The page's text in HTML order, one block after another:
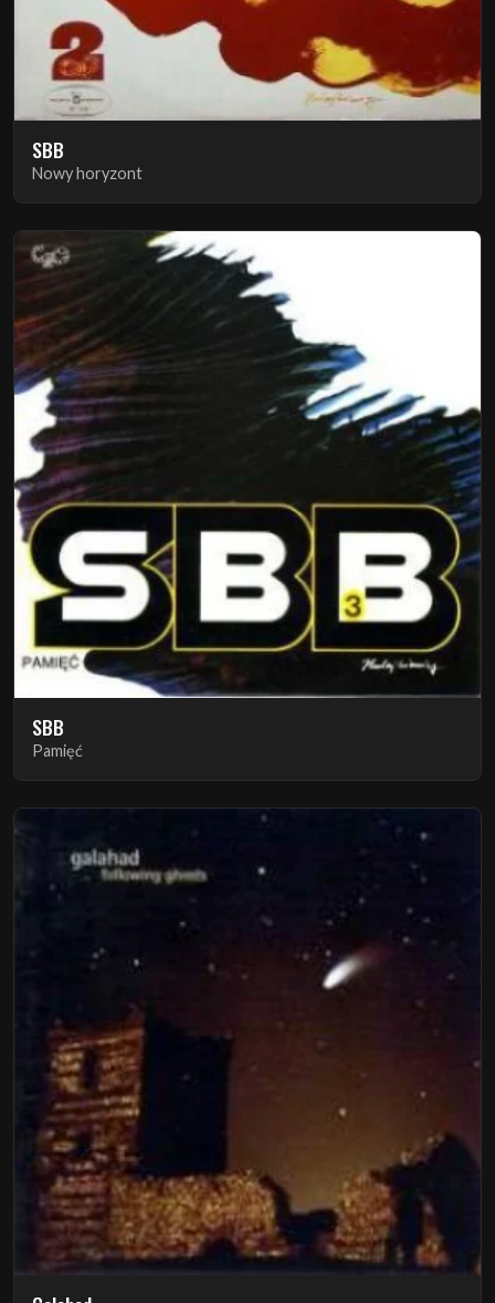
SBB
Nowy horyzont
SBB
Pamięć